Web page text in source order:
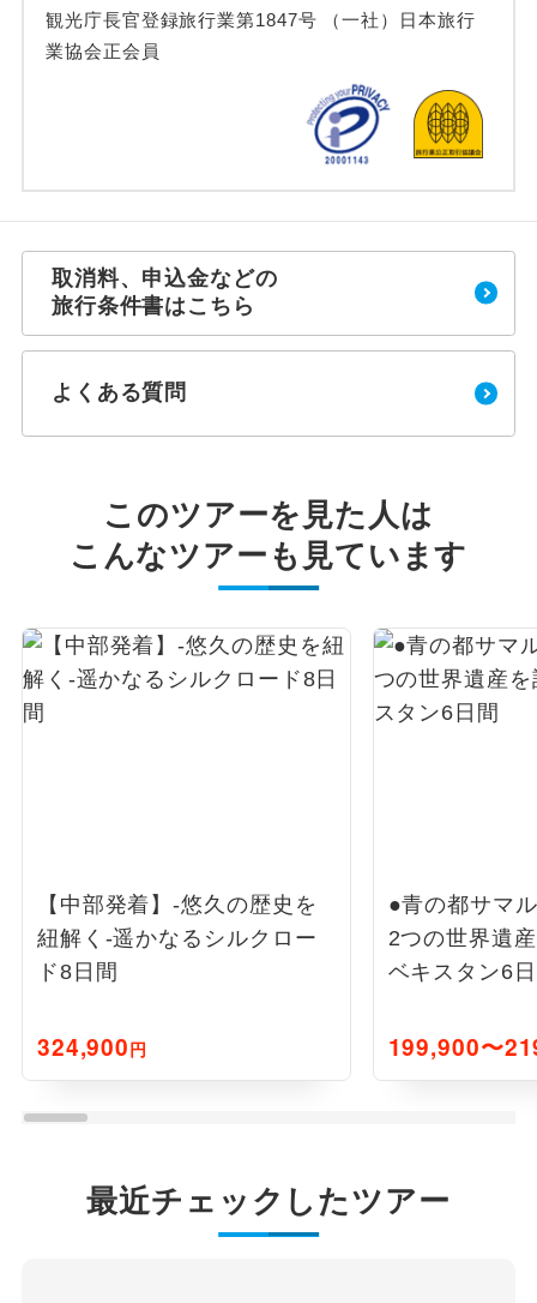
観光庁長官登録旅行業第1847号 （一社）日本旅行
業協会正会員
取消料、申込金などの
旅行条件書はこちら
よくある質問
このツアーを見た人は
こんなツアーも見ています
【中部発着】-悠久の歴史を
紐解く-遥かなるシルクロー
ド8日間
324,900円
●青の都サマ
2つの世界遺
ベキスタン6
199,900〜
最近チェックしたツアー